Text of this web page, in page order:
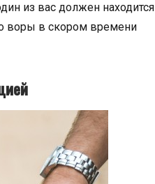
из вас должен находится
воры в скором времени